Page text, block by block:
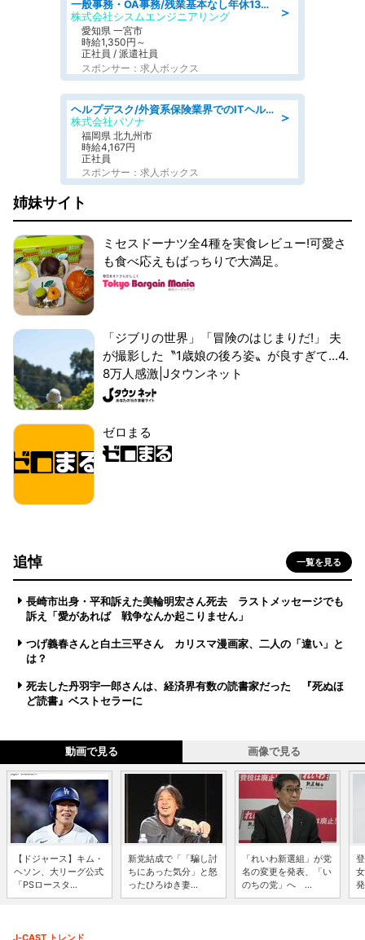
＞
一般事務・OA事務/残業基本なし年休130日社保完備の一般・調達事務
株式会社シスムエンジニアリング
愛知県 一宮市
時給1,350円～
正社員 / 派遣社員
スポンサー：求人ボックス
＞
ヘルプデスク/外資系保険業界でのITヘルプデスク業務/駅近/即日勤務可/ヘルプデスク
株式会社パソナ
福岡県 北九州市
時給4,167円
正社員
スポンサー：求人ボックス
姉妹サイト
ミセスドーナツ全4種を実食レビュー!可愛さ
も食べ応えもばっちりで大満足。
「ジブリの世界」「冒険のはじまりだ!」 夫
が撮影した〝1歳娘の後ろ姿〟が良すぎて...4.
8万人感激|Jタウンネット
ゼロまる
追悼 一覧を見る
長崎市出身・平和訴えた美輪明宏さん死去 ラストメッセージでも
訴え「愛があれば 戦争なんか起こりません」
つげ義春さんと白土三平さん カリスマ漫画家、二人の「違い」と
は？
死去した丹羽宇一郎さんは、経済界有数の読書家だった 『死ぬほ
ど読書』ベストセラーに
動画で見る 画像で見る
【ドジャース】キム・
ヘソン、大リーグ公式
「PSロースタ...
新党結成で「「騙し討
ちにあった気分」と怒
ったひろゆき妻...
「れいわ新選組」が党
名の変更を発表、「い
のちの党」へ ...
J-CAST トレンド